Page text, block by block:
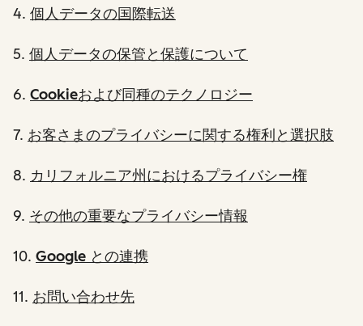
4. 個人データの国際転送
5. 個人データの保管と保護について
6. Cookieおよび同種のテクノロジー
7. お客さまのプライバシーに関する権利と選択肢
8. カリフォルニア州におけるプライバシー権
9. その他の重要なプライバシー情報
10. Google との連携
11. お問い合わせ先